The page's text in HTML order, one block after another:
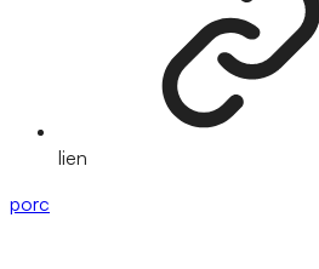
lien
porc